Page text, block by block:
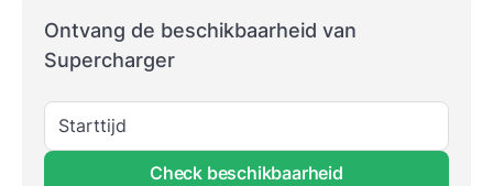
Ontvang de beschikbaarheid van
Supercharger
Starttijd
Check beschikbaarheid